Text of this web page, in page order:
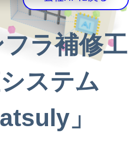
ラ補修工
システム
」